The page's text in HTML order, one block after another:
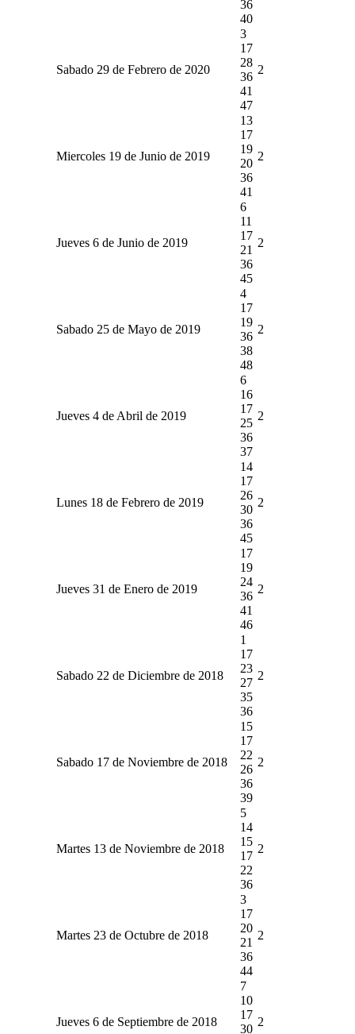
36
40
Sabado 29 de Febrero de 2020
3
17
28
36
41
47
2
Miercoles 19 de Junio de 2019
13
17
19
20
36
41
2
Jueves 6 de Junio de 2019
6
11
17
21
36
45
2
Sabado 25 de Mayo de 2019
4
17
19
36
38
48
2
Jueves 4 de Abril de 2019
6
16
17
25
36
37
2
Lunes 18 de Febrero de 2019
14
17
26
30
36
45
2
Jueves 31 de Enero de 2019
17
19
24
36
41
46
2
Sabado 22 de Diciembre de 2018
1
17
23
27
35
36
2
Sabado 17 de Noviembre de 2018
15
17
22
26
36
39
2
Martes 13 de Noviembre de 2018
5
14
15
17
22
36
2
Martes 23 de Octubre de 2018
3
17
20
21
36
44
2
Jueves 6 de Septiembre de 2018
7
10
17
30
2